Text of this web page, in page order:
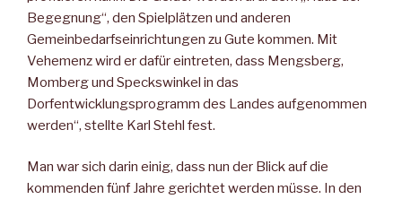
Begegnung“, den Spielplätzen und anderen
Gemeinbedarfseinrichtungen zu Gute kommen. Mit
Vehemenz wird er dafür eintreten, dass Mengsberg,
Momberg und Speckswinkel in das
Dorfentwicklungsprogramm des Landes aufgenommen
werden“, stellte Karl Stehl fest.
Man war sich darin einig, dass nun der Blick auf die
kommenden fünf Jahre gerichtet werden müsse. In den